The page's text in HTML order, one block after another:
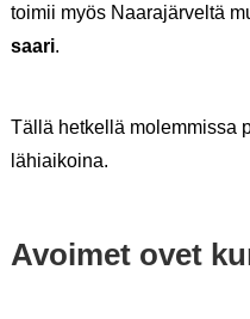
toi­mii myös Naa­ra­jär­vel­tä
saa­ri.
Tällä het­kel­lä mo­lem­mis­sa
lä­hiai­koi­na.
Avoi­met ovet